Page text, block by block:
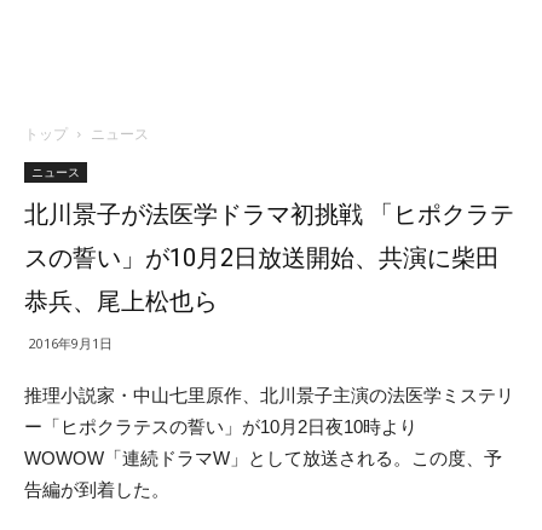
トップ ニュース
ニュース
北川景子が法医学ドラマ初挑戦 「ヒポクラテ
スの誓い」が10月2日放送開始、共演に柴田
恭兵、尾上松也ら
2016年9月1日
推理小説家・中山七里原作、北川景子主演の法医学ミステリ
ー「ヒポクラテスの誓い」が10月2日夜10時より
WOWOW「連続ドラマW」として放送される。この度、予
告編が到着した。